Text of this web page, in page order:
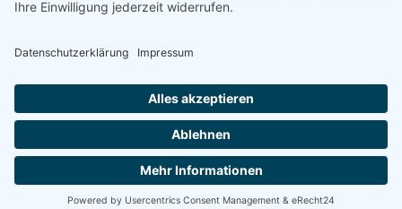
Telefon: (04166) 841872
E-Mail: info@gutachter-kern.de
Rechtliches
Impressum